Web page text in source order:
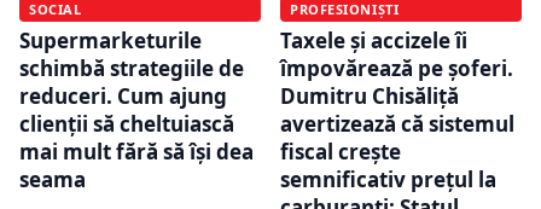
SOCIAL
Supermarketurile
schimbă strategiile de
reduceri. Cum ajung
clienții să cheltuiască
mai mult fără să își dea
seama
PROFESIONIȘTI
Taxele și accizele îi
împovărează pe șoferi.
Dumitru Chisăliță
avertizează că sistemul
fiscal crește
semnificativ prețul la